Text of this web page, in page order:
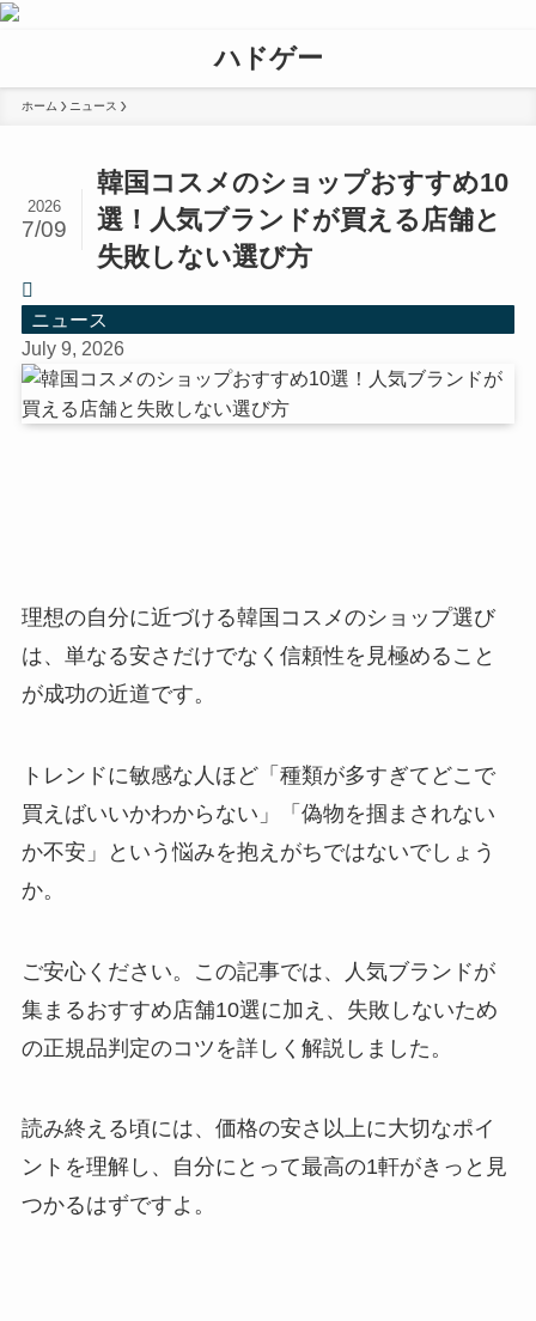
ハドゲー
ホーム ニュース
韓国コスメのショップおすすめ10
選！人気ブランドが買える店舗と
失敗しない選び方
2026
7/09
ニュース
July 9, 2026
理想の自分に近づける韓国コスメのショップ選び
は、単なる安さだけでなく信頼性を見極めること
が成功の近道です。
トレンドに敏感な人ほど「種類が多すぎてどこで
買えばいいかわからない」「偽物を掴まされない
か不安」という悩みを抱えがちではないでしょう
か。
ご安心ください。この記事では、人気ブランドが
集まるおすすめ店舗10選に加え、失敗しないため
の正規品判定のコツを詳しく解説しました。
読み終える頃には、価格の安さ以上に大切なポイ
ントを理解し、自分にとって最高の1軒がきっと見
つかるはずですよ。